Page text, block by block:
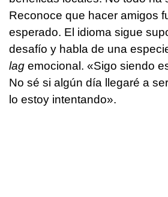
Reconoce que hacer amigos
esperado. El idioma sigue
desafío y habla de una
lag emocional. «Sigo siendo
No sé si algún día llegaré a
lo estoy intentando».